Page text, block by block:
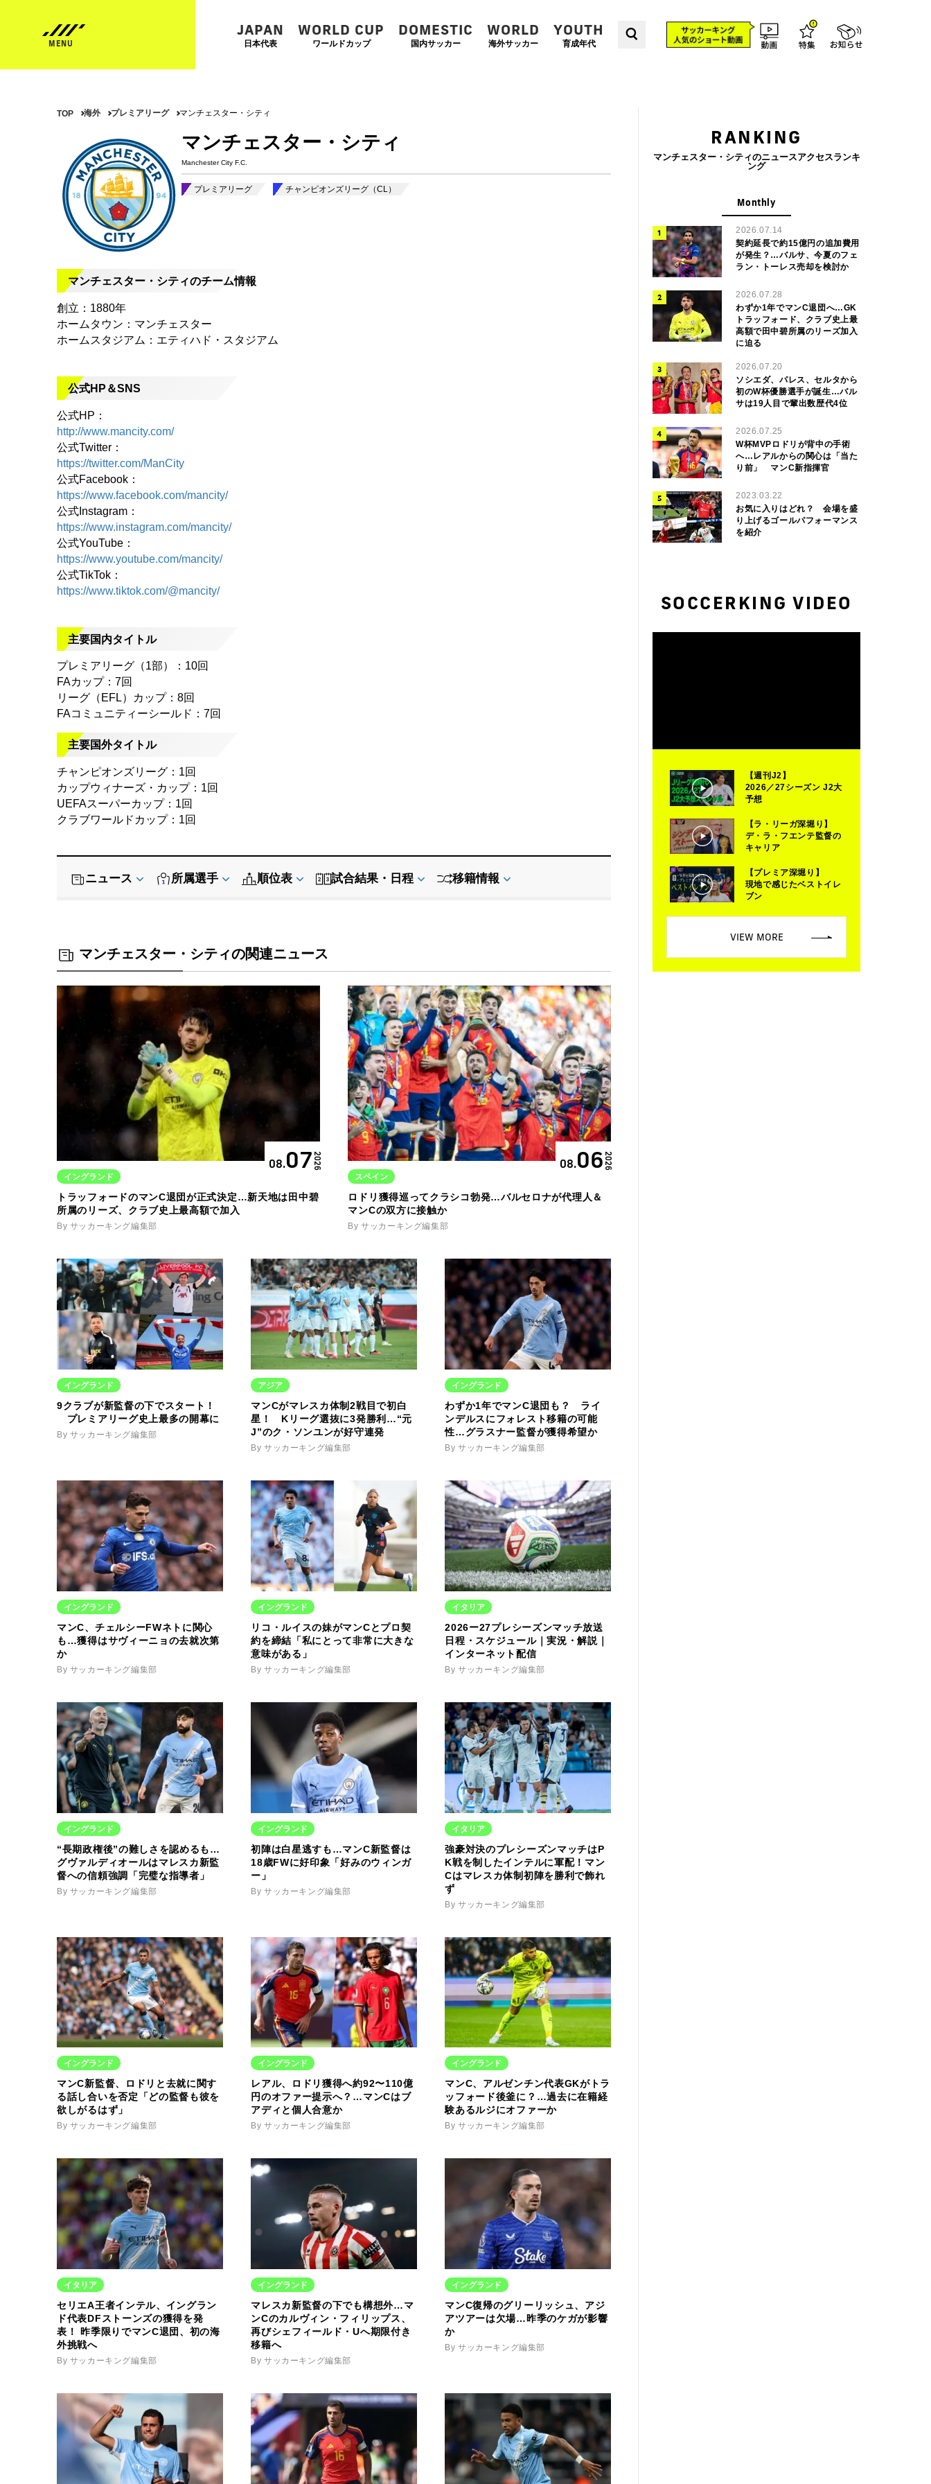
JAPAN
日本代表
WORLD CUP
ワールドカップ
DOMESTIC
国内サッカー
WORLD
海外サッカー
YOUTH
育成年代
TOP 海外 プレミアリーグ マンチェスター・シティ
マンチェスター・シティ
Manchester City F.C.
プレミアリーグ チャンピオンズリーグ（CL）
マンチェスター・シティのチーム情報
創立：1880年
ホームタウン：マンチェスター
ホームスタジアム：エティハド・スタジアム
公式HP＆SNS
公式HP：
http://www.mancity.com/
公式Twitter：
https://twitter.com/ManCity
公式Facebook：
https://www.facebook.com/mancity/
公式Instagram：
https://www.instagram.com/mancity/
公式YouTube：
https://www.youtube.com/mancity/
公式TikTok：
https://www.tiktok.com/@mancity/
主要国内タイトル
プレミアリーグ（1部）：10回
FAカップ：7回
リーグ（EFL）カップ：8回
FAコミュニティーシールド：7回
主要国外タイトル
チャンピオンズリーグ：1回
カップウィナーズ・カップ：1回
UEFAスーパーカップ：1回
クラブワールドカップ：1回
ニュース 所属選手 順位表 試合結果・日程 移籍情報
マンチェスター・シティの関連ニュース
08.072026
イングランド
トラッフォードのマンC退団が正式決定…新天地は田中碧
所属のリーズ、クラブ史上最高額で加入
By サッカーキング編集部
08.062026
スペイン
ロドリ獲得巡ってクラシコ勃発…バルセロナが代理人＆
マンCの双方に接触か
By サッカーキング編集部
イングランド
9クラブが新監督の下でスタート！
プレミアリーグ史上最多の開幕に
By サッカーキング編集部
アジア
マンCがマレスカ体制2戦目で初白
星！ Kリーグ選抜に3発勝利…“元
J”のク・ソンユンが好守連発
By サッカーキング編集部
イングランド
わずか1年でマンC退団も？ ライ
ンデルスにフォレスト移籍の可能
性…グラスナー監督が獲得希望か
By サッカーキング編集部
イングランド
マンC、チェルシーFWネトに関心
も…獲得はサヴィーニョの去就次第
か
By サッカーキング編集部
イングランド
リコ・ルイスの妹がマンCとプロ契
約を締結「私にとって非常に大きな
意味がある」
By サッカーキング編集部
イタリア
2026ー27プレシーズンマッチ放送
日程・スケジュール｜実況・解説｜
インターネット配信
By サッカーキング編集部
イングランド
“長期政権後”の難しさを認めるも…
グヴァルディオールはマレスカ新監
督への信頼強調「完璧な指導者」
By サッカーキング編集部
イングランド
初陣は白星逃すも…マンC新監督は
18歳FWに好印象「好みのウィンガ
ー」
By サッカーキング編集部
イタリア
強豪対決のプレシーズンマッチはP
K戦を制したインテルに軍配！マン
Cはマレスカ体制初陣を勝利で飾れ
ず
By サッカーキング編集部
イングランド
マンC新監督、ロドリと去就に関す
る話し合いを否定「どの監督も彼を
欲しがるはず」
By サッカーキング編集部
イングランド
レアル、ロドリ獲得へ約92〜110億
円のオファー提示へ？…マンCはブ
アディと個人合意か
By サッカーキング編集部
イングランド
マンC、アルゼンチン代表GKがトラ
ッフォード後釜に？…過去に在籍経
験あるルジにオファーか
By サッカーキング編集部
イタリア
セリエA王者インテル、イングラン
ド代表DFストーンズの獲得を発
表！ 昨季限りでマンC退団、初の海
外挑戦へ
By サッカーキング編集部
イングランド
マレスカ新監督の下でも構想外…マ
ンCのカルヴィン・フィリップス、
再びシェフィールド・Uへ期限付き
移籍へ
By サッカーキング編集部
イングランド
マンC復帰のグリーリッシュ、アジ
アツアーは欠場…昨季のケガが影響
か
By サッカーキング編集部
RANKING
マンチェスター・シティのニュースアクセスランキ
ング
Monthly
2026.07.14
契約延長で約15億円の追加費用
が発生？…バルサ、今夏のフェ
ラン・トーレス売却を検討か
2026.07.28
わずか1年でマンC退団へ…GK
トラッフォード、クラブ史上最
高額で田中碧所属のリーズ加入
に迫る
2026.07.20
ソシエダ、パレス、セルタから
初のW杯優勝選手が誕生…バル
サは19人目で輩出数歴代4位
2026.07.25
W杯MVPロドリが背中の手術
へ…レアルからの関心は「当た
り前」 マンC新指揮官
2023.03.22
お気に入りはどれ？ 会場を盛
り上げるゴールパフォーマンス
を紹介
SOCCERKING VIDEO
【週刊J2】
2026／27シーズン J2大
予想
【ラ・リーガ深堀り】
デ・ラ・フエンテ監督の
キャリア
【プレミア深堀り】
現地で感じたベストイレ
ブン
VIEW MORE